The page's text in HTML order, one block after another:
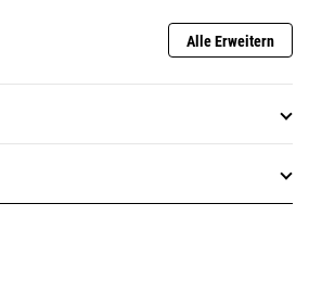
Alle Erweitern